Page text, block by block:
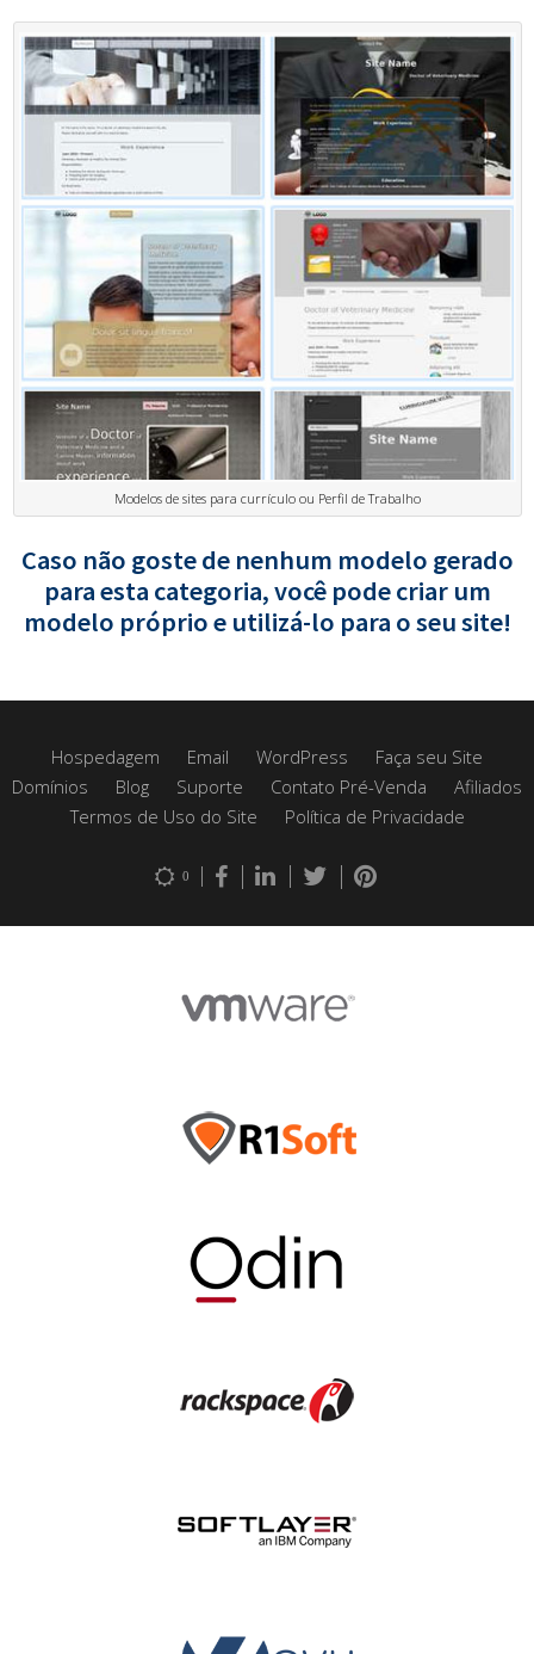
Modelos de sites para currículo ou Perfil de Trabalho
Caso não goste de nenhum modelo gerado
para esta categoria, você pode criar um
modelo próprio e utilizá-lo para o seu site!
Hospedagem Email WordPress
Faça seu Site
Domínios
Blog Suporte Contato Pré-Venda
Afiliados
Termos de Uso do Site
Política de Privacidade
0